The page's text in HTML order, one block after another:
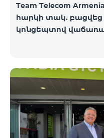
Team Telecom
հարկի տակ. բացվեց
կոնցեպտով